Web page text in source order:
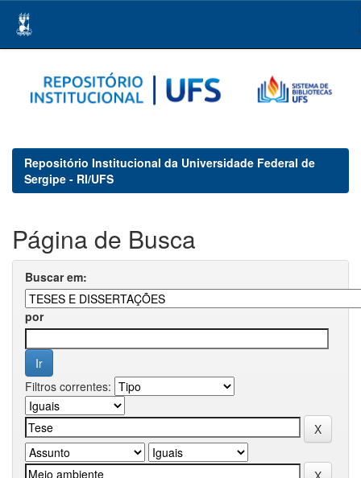
navigation
Repositório Institucional da Universidade Federal de
Sergipe - RI/UFS
Página de Busca
Buscar em:
por
Filtros correntes: